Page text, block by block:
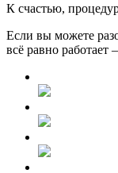
К счастью,
Если вы можете
всё равно работает